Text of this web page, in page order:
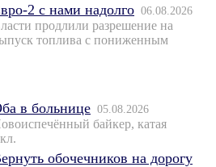
2 с нами надолго 06.08.2026
продлили разрешение на
топлива с пониженным
в больнице 05.08.2026
байкер, катая
обочечников на дорогу